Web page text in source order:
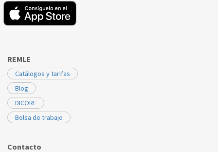
REMLE
Catálogos y tarifas
Blog
DICORE
Bolsa de trabajo
Contacto